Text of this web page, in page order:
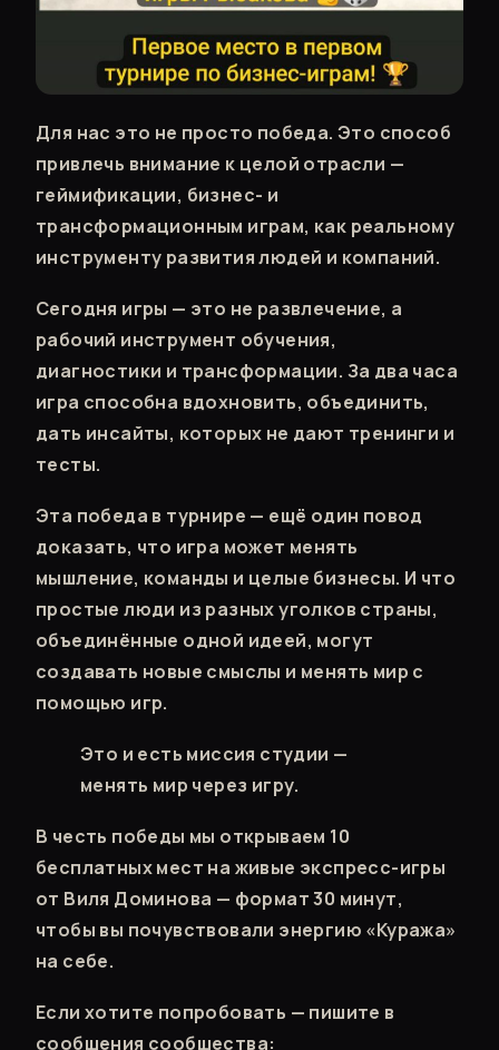
Для нас это не просто победа. Это способ
привлечь внимание к целой отрасли —
геймификации, бизнес- и
трансформационным играм, как реальному
инструменту развития людей и компаний.
Сегодня игры — это не развлечение, а
рабочий инструмент обучения,
диагностики и трансформации. За два часа
игра способна вдохновить, объединить,
дать инсайты, которых не дают тренинги и
тесты.
Эта победа в турнире — ещё один повод
доказать, что игра может менять
мышление, команды и целые бизнесы. И что
простые люди из разных уголков страны,
объединённые одной идеей, могут
создавать новые смыслы и менять мир с
помощью игр.
Это и есть миссия студии —
менять мир через игру.
В честь победы мы открываем 10
бесплатных мест на живые экспресс-игры
от Виля Доминова — формат 30 минут,
чтобы вы почувствовали энергию «Куража»
на себе.
Если хотите попробовать — пишите в
сообщения сообщества: